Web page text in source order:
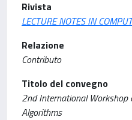
Rivista
LECTURE NOTES IN
Relazione
Contributo
Titolo del convegno
2nd International Workshop
Algorithms